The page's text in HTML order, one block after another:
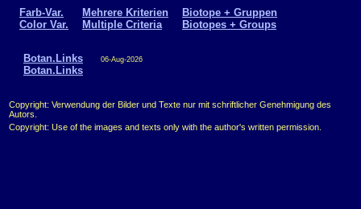
Farb-Var.
Color Var.
Mehrere Kriterien
Multiple Criteria
Biotope + Gruppen
Biotopes + Groups
Botan.Links
Botan.Links
06-Aug-2026
Copyright: Verwendung der Bilder und Texte nur mit schriftlicher Genehmigung des
Autors.
Copyright: Use of the images and texts only with the author's written permission.